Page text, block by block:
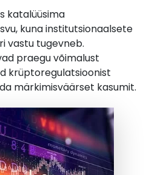
katalüüsima
kuna institutsionaalsete
vastu tugevneb.
praegu võimalust
krüptoregulatsioonist
märkimisväärset kasumit.